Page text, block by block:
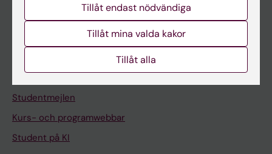
Student
Studentmejlen
Kurs- och programwebbar
Student på KI
Tillåt endast nödvändiga
Tillåt mina valda kakor
Tillåt alla